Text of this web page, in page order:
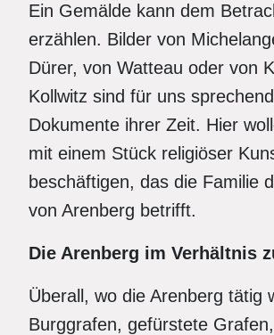
Ein Gemälde kann dem
erzählen. Bilder von
Dürer, von Watteau oder von
Kollwitz sind für uns
Dokumente ihrer Zeit. Hier
mit einem Stück religiöser
beschäftigen, das die Familie
von Arenberg betrifft.
Die Arenberg im Verhältnis
Überall, wo die Arenberg tätig
Burggrafen, gefürstete Grafen,